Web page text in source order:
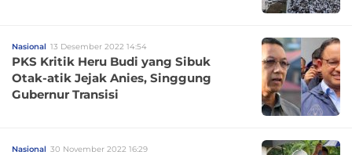
Nasional 13 Desember 2022 14:54
PKS Kritik Heru Budi yang Sibuk
Otak-atik Jejak Anies, Singgung
Gubernur Transisi
Nasional 30 November 2022 16:29